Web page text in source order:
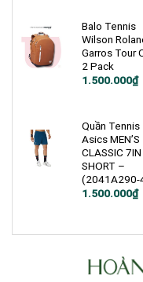
Balo Tennis
Wilson
Garros Tour
2 Pack
1.500.000₫
Quần Tennis
Asics MEN’S
CLASSIC 7IN
SHORT –
(2041A290-
1.500.000₫